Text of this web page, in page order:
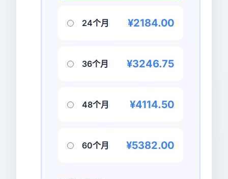
24个月 ¥2184.00
36个月 ¥3246.75
48个月 ¥4114.50
60个月 ¥5382.00